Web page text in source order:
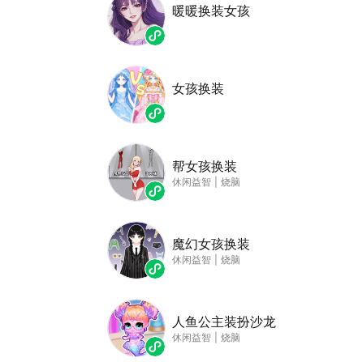
暖暖换装女孩
女孩换装
帮女孩换装
休闲益智 烧脑
魔幻女孩换装
休闲益智 烧脑
人鱼公主装扮沙龙
休闲益智 烧脑